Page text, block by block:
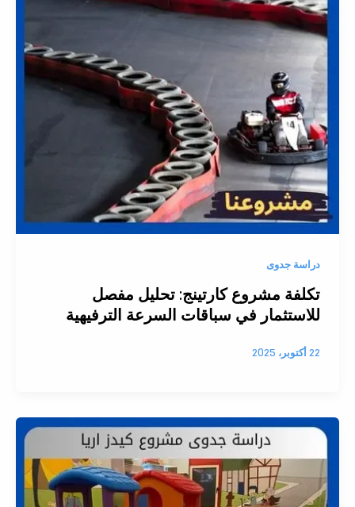
دراسة جدوى
تكلفة مشروع كارتينج: تحليل مفصل
للاستثمار في سباقات السرعة الترفيهية
22 أكتوبر، 2025